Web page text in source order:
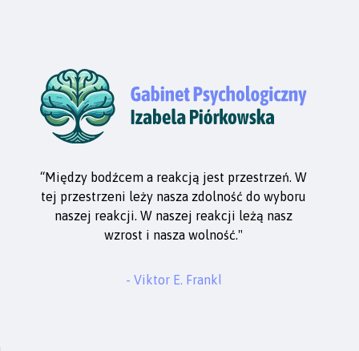
“Między bodźcem a reakcją jest przestrzeń. W
tej przestrzeni leży nasza zdolność do wyboru
naszej reakcji. W naszej reakcji leżą nasz
wzrost i nasza wolność."
- Viktor E. Frankl